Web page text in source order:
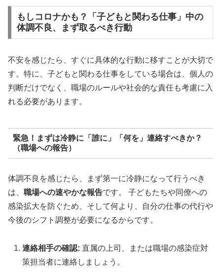
もしコロナかも？「子どもと関わる仕事」中の
体調不良、まず取るべき行動
不安を感じたら、すぐに具体的な行動に移すことが大切で
す。特に、子どもと関わる仕事をしている場合は、個人の
判断だけでなく、職場のルールや社会的な責任も考慮に入
れる必要があります。
緊急！まずは冷静に「誰に」「何を」連絡すべきか？
（職場への報告）
体調不良を感じたら、まず第一に冷静になって行うべき
は、 職場への速やかな報告です。 子どもたちや同僚への
感染拡大を防ぐため、そして何より、自分の仕事の代行や
今後のシフト調整が必要になるからです。
連絡相手の確認: 直属の上司、または職場の感染症対
策担当者に連絡しましょう。